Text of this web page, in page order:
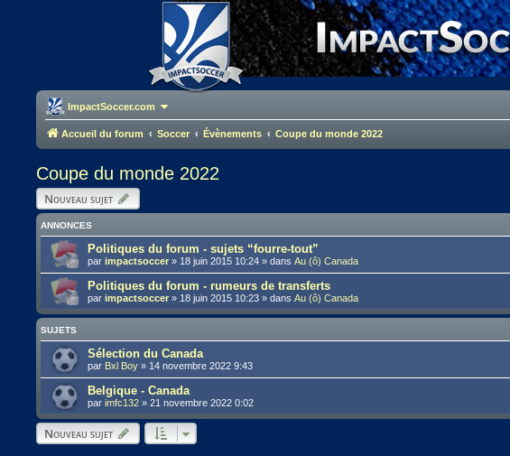
ImpactSoccer.com
Accueil du forum Soccer Évènements Coupe du monde 2022
Coupe du monde 2022
Nouveau sujet
ANNONCES
Politiques du forum - sujets “fourre-tout”
parimpactsoccer » 18 juin 2015 10:24 » dansAu (ô) Canada
Politiques du forum - rumeurs de transferts
parimpactsoccer » 18 juin 2015 10:23 » dansAu (ô) Canada
SUJETS
Sélection du Canada
par Bxl Boy » 14 novembre 2022 9:43
Belgique - Canada
parimfc132 »21 novembre 2022 0:02
Nouveau sujet